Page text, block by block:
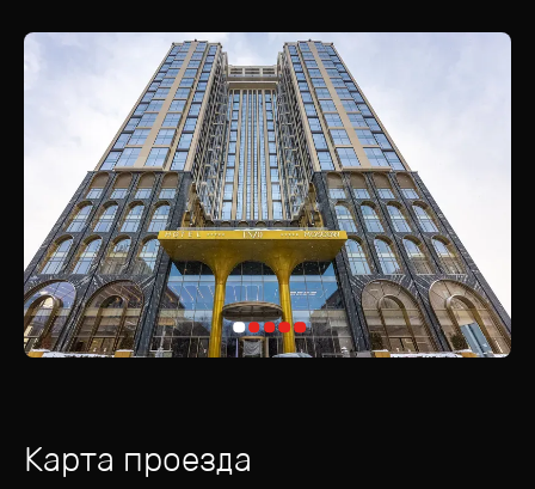
Карта проезда